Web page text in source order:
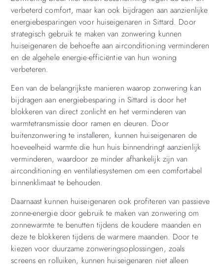
verbeterd comfort, maar kan ook bijdragen aan aanzienlijke
energiebesparingen voor huiseigenaren in Sittard. Door
strategisch gebruik te maken van zonwering kunnen
huiseigenaren de behoefte aan airconditioning verminderen
en de algehele energie-efficiëntie van hun woning
verbeteren.
Een van de belangrijkste manieren waarop zonwering kan
bijdragen aan energiebesparing in Sittard is door het
blokkeren van direct zonlicht en het verminderen van
warmtetransmissie door ramen en deuren. Door
buitenzonwering te installeren, kunnen huiseigenaren de
hoeveelheid warmte die hun huis binnendringt aanzienlijk
verminderen, waardoor ze minder afhankelijk zijn van
airconditioning en ventilatiesystemen om een comfortabel
binnenklimaat te behouden.
Daarnaast kunnen huiseigenaren ook profiteren van passieve
zonne-energie door gebruik te maken van zonwering om
zonnewarmte te benutten tijdens de koudere maanden en
deze te blokkeren tijdens de warmere maanden. Door te
kiezen voor duurzame zonweringsoplossingen, zoals
screens en rolluiken, kunnen huiseigenaren niet alleen